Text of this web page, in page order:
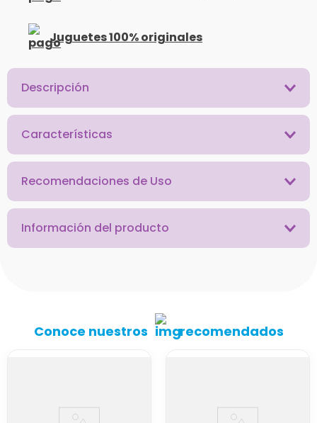
Juguetes 100% originales
Descripción
Características
Recomendaciones de Uso
Información del producto
Conoce nuestros recomendados